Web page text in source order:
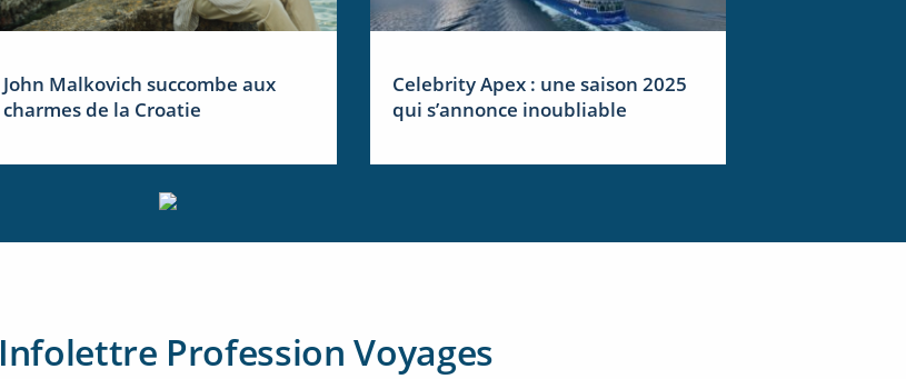
John Malkovich succombe aux
charmes de la Croatie
Celebrity Apex : une saison 2025
qui s’annonce inoubliable
Infolettre Profession Voyages